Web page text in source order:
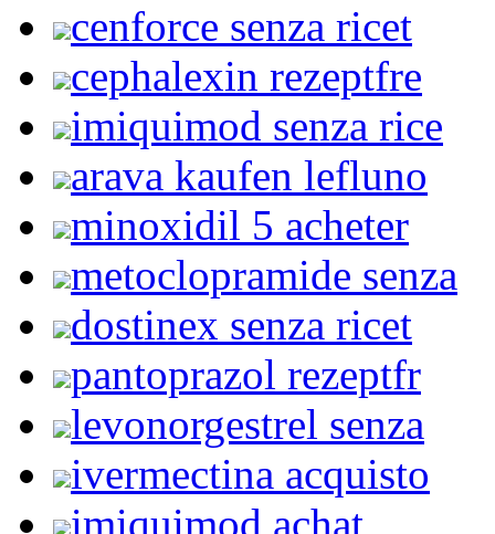
cenforce senza ricet
cephalexin rezeptfre
imiquimod senza rice
arava kaufen lefluno
minoxidil 5 acheter
metoclopramide senza
dostinex senza ricet
pantoprazol rezeptfr
levonorgestrel senza
ivermectina acquisto
imiquimod achat